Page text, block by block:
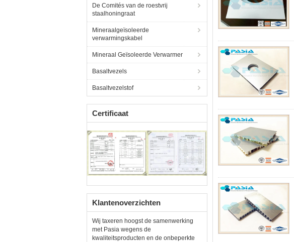
De Comités van de roestvrij
staalhoningraat
Mineraalgeïsoleerde
verwarmingskabel
Mineraal Geïsoleerde Verwarmer
Basaltvezels
Basaltvezelstof
Certificaat
Klantenoverzichten
Wij taxeren hoogst de samenwerking
met Pasia wegens de
kwaliteitsproducten en de onbeperkte